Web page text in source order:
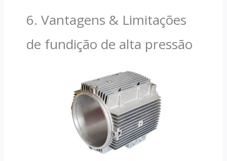
6. Vantagens & Limitações
de fundição de alta pressão